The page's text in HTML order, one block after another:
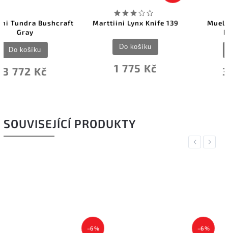
Marttiini Lynx Knife 139
1 775 Kč
Muela Brown Micarta
3 089 Kč
SOUVISEJÍCÍ PRODUKTY
Previous
–6 % –3 %
Next